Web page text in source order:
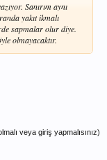
Sanırım aynı
yakıt ikmalı
sapmalar olur diye.
olmayacaktır.
veya giriş yapmalısınız)